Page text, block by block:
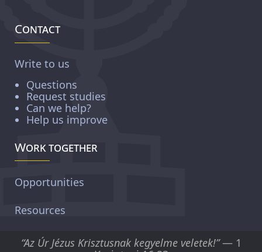
Contact
Write to us
Questions
Request studies
Can we help?
Help us improve
Work together
Opportunities
Resources
“Az Úr Jézus Krisztusnak kegyelme veletek!”— 1